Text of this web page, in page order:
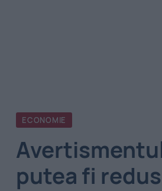
ECONOMIE
putea fi